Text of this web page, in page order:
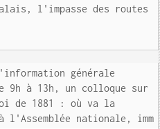
l'impasse des routes
générale
9h à 13h, un colloque sur
de 1881 : où va la
nationale, imm